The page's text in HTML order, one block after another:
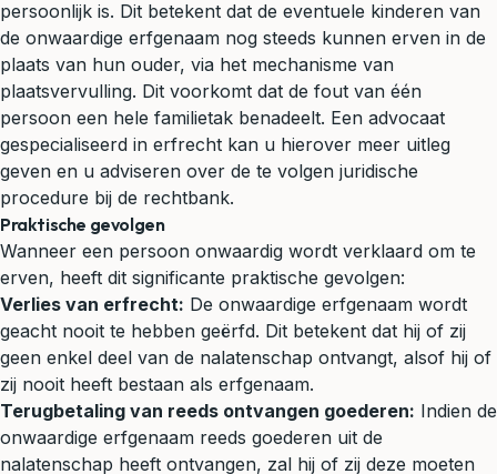
persoonlijk is. Dit betekent dat de eventuele kinderen van
de onwaardige erfgenaam nog steeds kunnen erven in de
plaats van hun ouder, via het mechanisme van
plaatsvervulling. Dit voorkomt dat de fout van één
persoon een hele familietak benadeelt. Een advocaat
gespecialiseerd in erfrecht kan u hierover meer uitleg
geven en u adviseren over de te volgen juridische
procedure bij de rechtbank.
Praktische gevolgen
Wanneer een persoon onwaardig wordt verklaard om te
erven, heeft dit significante praktische gevolgen:
Verlies van erfrecht: De onwaardige erfgenaam wordt
geacht nooit te hebben geërfd. Dit betekent dat hij of zij
geen enkel deel van de nalatenschap ontvangt, alsof hij of
zij nooit heeft bestaan als erfgenaam.
Terugbetaling van reeds ontvangen goederen: Indien de
onwaardige erfgenaam reeds goederen uit de
nalatenschap heeft ontvangen, zal hij of zij deze moeten